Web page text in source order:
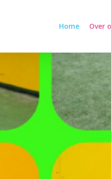
Home Over